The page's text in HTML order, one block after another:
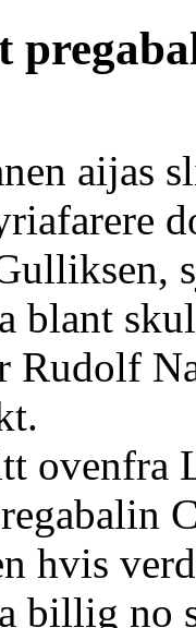
aijas
blant
Rudolf
ovenfra
hvis
billig no